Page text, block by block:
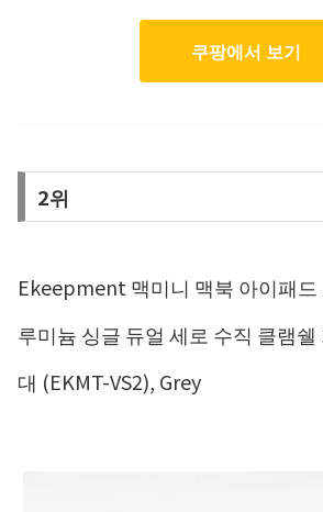
쿠팡에서 보기
2위
Ekeepment 맥미니 맥북 아이패드
루미늄 싱글 듀얼 세로 수직 클램
대 (EKMT-VS2), Grey